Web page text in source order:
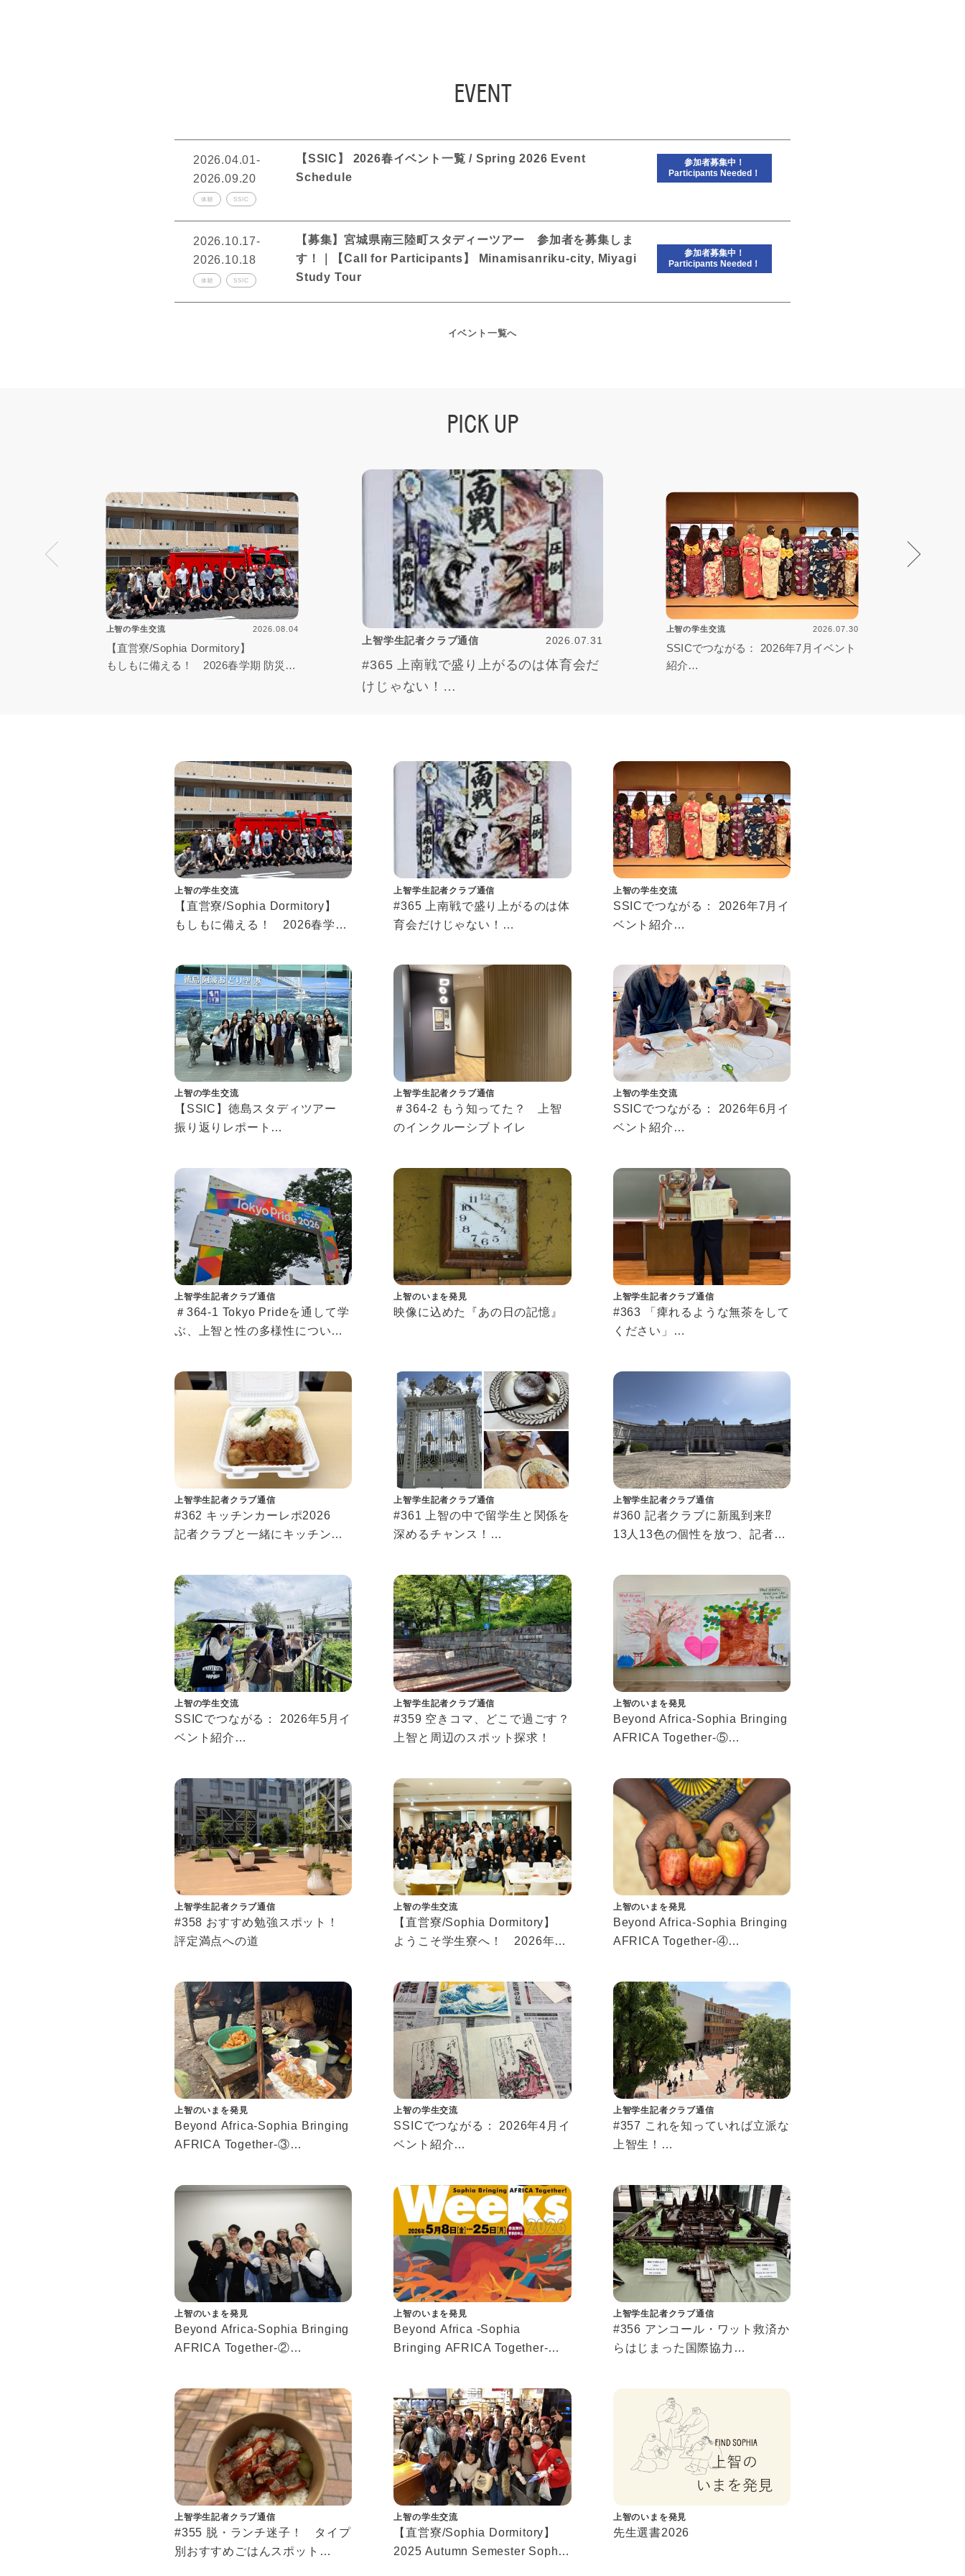
EVENT
2026.04.01-
2026.09.20
体験 SSIC
【SSIC】 2026春イベント一覧 / Spring 2026 Event
Schedule
参加者募集中！
Participants Needed！
2026.10.17-
2026.10.18
体験 SSIC
【募集】宮城県南三陸町スタディーツアー 参加者を募集しま
す！｜【Call for Participants】 Minamisanriku-city, Miyagi
Study Tour
参加者募集中！
Participants Needed！
イベント一覧へ
PICK UP
上智の学生交流 2026.08.04
【直営寮/Sophia Dormitory】
もしもに備える！ 2026春学期 防災訓
上智学生記者クラブ通信 2026.07.31
#365 上南戦で盛り上がるのは体育会だ
けじゃない！
上智の学生交流 2026.07.30
SSICでつながる： 2026年7月イベント
紹介
上智の学生交流
【直営寮/Sophia Dormitory】
もしもに備える！ 2026春学期
Ready for Emergencies! 2026
Spring Fire Drill Highlights
上智学生記者クラブ通信
#365 上南戦で盛り上がるのは体
育会だけじゃない！
上智の学生交流
SSICでつながる： 2026年7月イ
ベント紹介
Events
上智の学生交流
【SSIC】徳島スタディツアー
振り返りレポート
Reflection Report
上智学生記者クラブ通信
＃364-2 もう知ってた？ 上智
のインクルーシブトイレ
上智の学生交流
SSICでつながる： 2026年6月イ
ベント紹介
2026 Events
上智学生記者クラブ通信
＃364-1 Tokyo Prideを通して学
ぶ、上智と性の多様性について
上智のいまを発見
映像に込めた『あの日の記憶』
上智学生記者クラブ通信
#363 「痺れるような無茶をして
ください」
上智学生記者クラブ通信
#362 キッチンカーレポ2026
記者クラブと一緒にキッチンカ
上智学生記者クラブ通信
#361 上智の中で留学生と関係を
深めるチャンス！
上智学生記者クラブ通信
#360 記者クラブに新風到来⁉
13人13色の個性を放つ、記者ク
上智の学生交流
SSICでつながる： 2026年5月イ
ベント紹介
上智学生記者クラブ通信
#359 空きコマ、どこで過ごす？
上智と周辺のスポット探求！
上智のいまを発見
Beyond Africa-Sophia Bringing
AFRICA Together-⑤
上智学生記者クラブ通信
#358 おすすめ勉強スポット！
評定満点への道
上智の学生交流
【直営寮/Sophia Dormitory】
ようこそ学生寮へ！ 2026年春
Introducing Our Spring 2026
Event
上智のいまを発見
Beyond Africa-Sophia Bringing
AFRICA Together-④
上智のいまを発見
Beyond Africa-Sophia Bringing
AFRICA Together-③
上智の学生交流
SSICでつながる： 2026年4月イ
ベント紹介
上智学生記者クラブ通信
#357 これを知っていれば立派な
上智生！
上智のいまを発見
Beyond Africa-Sophia Bringing
AFRICA Together-②
上智のいまを発見
Beyond Africa -Sophia
Bringing AFRICA Together-①
上智学生記者クラブ通信
#356 アンコール・ワット救済か
らはじまった国際協力
ジア人材養成研究センター」
上智学生記者クラブ通信
#355 脱・ランチ迷子！ タイプ
別おすすめごはんスポット
上智の学生交流
【直営寮/Sophia Dormitory】
2025 Autumn Semester Sophia
上智のいまを発見
先生選書2026